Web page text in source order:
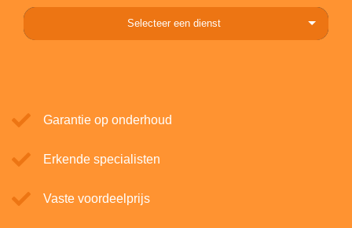
Selecteer een dienst
Garantie op onderhoud
Erkende specialisten
Vaste voordeelprijs